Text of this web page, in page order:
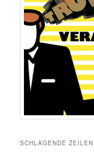
SCHLAGENDE ZEILEN